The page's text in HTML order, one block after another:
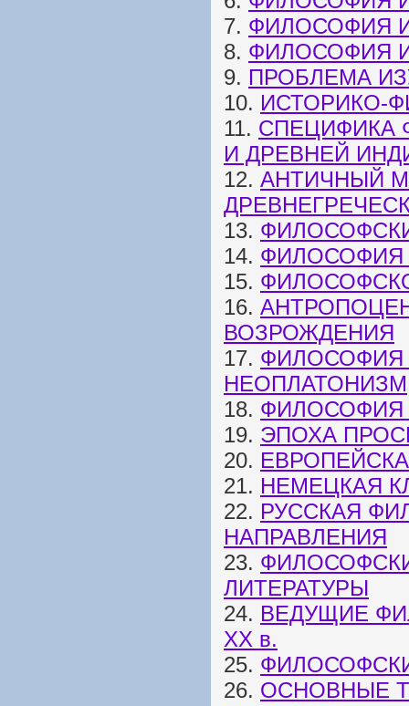
7. ФИЛОСОФИЯ
8. ФИЛОСОФИЯ
9. ПРОБЛЕМА
10. ИСТОРИКО-
11. СПЕЦИФИКА
И ДРЕВНЕЙ
12. АНТИЧНЫЙ
13.
14. ФИЛОСОФИЯ
15.
16.
ВОЗРОЖДЕНИЯ
17. ФИЛОСОФИЯ
18. ФИЛОСОФИЯ
19. ЭПОХА
20.
21. НЕМЕЦКАЯ
22. РУССКАЯ
НАПРАВЛЕНИЯ
23.
ЛИТЕРАТУРЫ
24. ВЕДУЩИЕ
ХХ в.
25.
26. ОСНОВНЫЕ